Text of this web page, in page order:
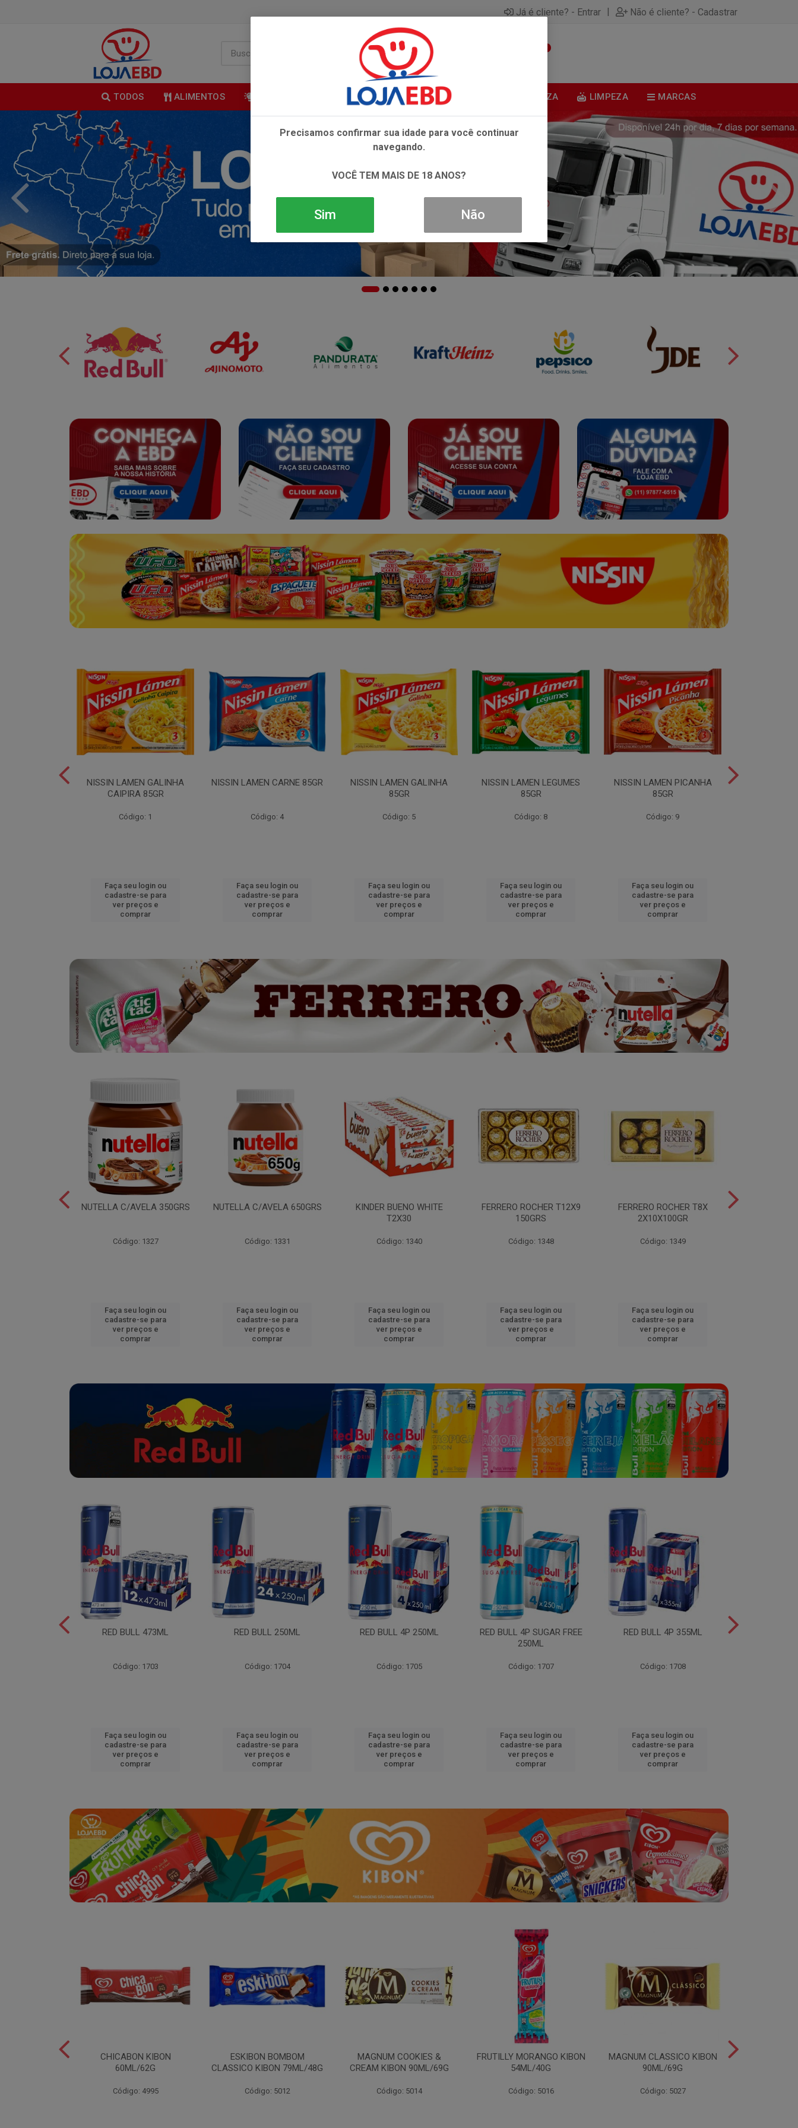
Já é cliente? - Entrar | Não é cliente? - Cadastrar
TODOS ALIMENTOS BEBIDAS CONGELADOS HIGIENE E BELEZA LIMPEZA MARCAS
NISSIN LAMEN GALINHA
CAIPIRA 85GR
Código: 1
Faça seu login ou
cadastre-se para
ver preços e
comprar
NISSIN LAMEN CARNE 85GR
Código: 4
Faça seu login ou
cadastre-se para
ver preços e
comprar
NISSIN LAMEN GALINHA
85GR
Código: 5
Faça seu login ou
cadastre-se para
ver preços e
comprar
NISSIN LAMEN LEGUMES
85GR
Código: 8
Faça seu login ou
cadastre-se para
ver preços e
comprar
NISSIN LAMEN PICANHA
85GR
Código: 9
Faça seu login ou
cadastre-se para
ver preços e
comprar
NUTELLA C/AVELA 350GRS
Código: 1327
Faça seu login ou
cadastre-se para
ver preços e
comprar
NUTELLA C/AVELA 650GRS
Código: 1331
Faça seu login ou
cadastre-se para
ver preços e
comprar
KINDER BUENO WHITE
T2X30
Código: 1340
Faça seu login ou
cadastre-se para
ver preços e
comprar
FERRERO ROCHER T12X9
150GRS
Código: 1348
Faça seu login ou
cadastre-se para
ver preços e
comprar
FERRERO ROCHER T8X
2X10X100GR
Código: 1349
Faça seu login ou
cadastre-se para
ver preços e
comprar
RED BULL 473ML
Código: 1703
Faça seu login ou
cadastre-se para
ver preços e
comprar
RED BULL 250ML
Código: 1704
Faça seu login ou
cadastre-se para
ver preços e
comprar
RED BULL 4P 250ML
Código: 1705
Faça seu login ou
cadastre-se para
ver preços e
comprar
RED BULL 4P SUGAR FREE
250ML
Código: 1707
Faça seu login ou
cadastre-se para
ver preços e
comprar
RED BULL 4P 355ML
Código: 1708
Faça seu login ou
cadastre-se para
ver preços e
comprar
CHICABON KIBON
60ML/62G
Código: 4995
ESKIBON BOMBOM
CLASSICO KIBON 79ML/48G
Código: 5012
MAGNUM COOKIES &
CREAM KIBON 90ML/69G
Código: 5014
FRUTILLY MORANGO KIBON
54ML/40G
Código: 5016
MAGNUM CLASSICO KIBON
90ML/69G
Código: 5027
Precisamos confirmar sua idade para você continuar
navegando.
VOCÊ TEM MAIS DE 18 ANOS?
Sim Não